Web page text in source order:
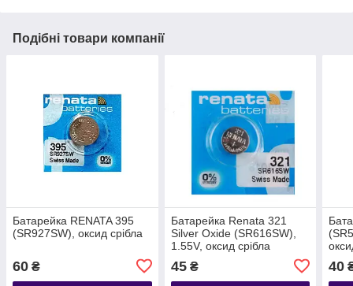
Подібні товари компанії
Батарейка RENATA 395
(SR927SW), оксид срібла
60 ₴
Батарейка Renata 321
Silver Oxide (SR616SW),
1.55V, оксид срібла
45₴ 40